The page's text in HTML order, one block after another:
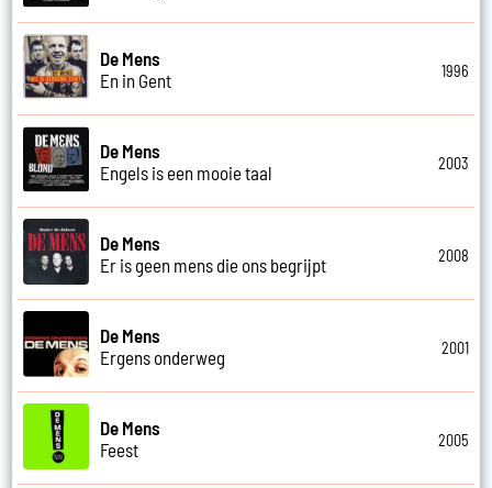
De Mens
En in Gent
1996
De Mens
Engels is een mooie taal
2003
De Mens
Er is geen mens die ons begrijpt
2008
De Mens
Ergens onderweg
2001
De Mens
Feest
2005